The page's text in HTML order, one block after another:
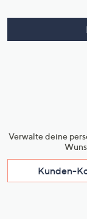
Verwalte deine
Kunden-